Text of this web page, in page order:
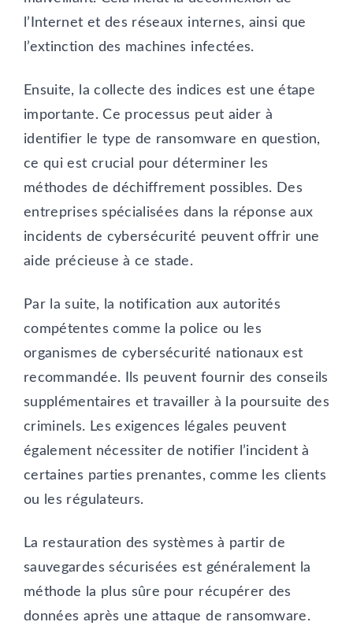
l’Internet et des réseaux internes, ainsi que
l’extinction des machines infectées.
Ensuite, la collecte des indices est une étape
importante. Ce processus peut aider à
identifier le type de ransomware en question,
ce qui est crucial pour déterminer les
méthodes de déchiffrement possibles. Des
entreprises spécialisées dans la réponse aux
incidents de cybersécurité peuvent offrir une
aide précieuse à ce stade.
Par la suite, la notification aux autorités
compétentes comme la police ou les
organismes de cybersécurité nationaux est
recommandée. Ils peuvent fournir des conseils
supplémentaires et travailler à la poursuite des
criminels. Les exigences légales peuvent
également nécessiter de notifier l’incident à
certaines parties prenantes, comme les clients
ou les régulateurs.
La restauration des systèmes à partir de
sauvegardes sécurisées est généralement la
méthode la plus sûre pour récupérer des
données après une attaque de ransomware.